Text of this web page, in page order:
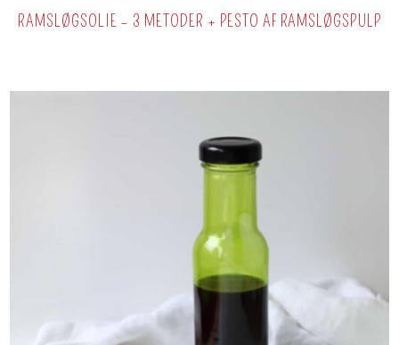
RAMSLØGSOLIE – 3 METODER + PESTO AF RAMSLØGSPULP